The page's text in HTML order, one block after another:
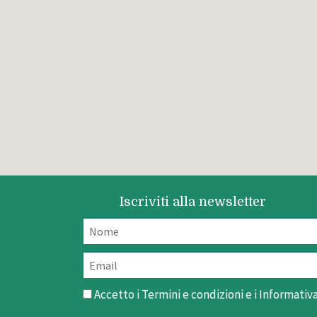
Iscriviti alla newsletter
Accetto iTermini e condizionie i